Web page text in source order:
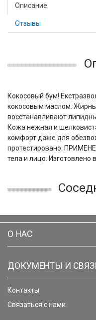
Описание
Отзывы
Кокосовый бум!
кокосовым маслом.
восстанавливают
Кожа нежная и
комфорт даже для
протестировано.
тела и лицо. Изготовлено
О НАС
ДОКУМЕНТЫ И
Контакты
Связаться с нами